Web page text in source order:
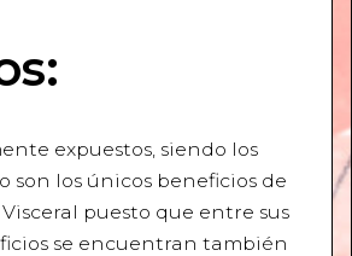
expuestos, siendo los
son los únicos beneficios de
puesto que entre sus
se encuentran también